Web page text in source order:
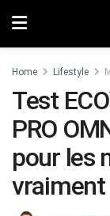
Home Lifestyle
Test
PRO
pour les
vraiment